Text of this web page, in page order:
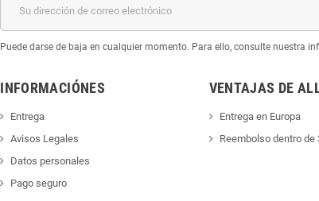
Puede darse de baja en cualquier momento. Para ello, consulte nuestra
INFORMACIÓNES
Entrega
Avisos Legales
Datos personales
Pago seguro
VENTAJAS DE
Entrega en Europa
Reembolso dentro de